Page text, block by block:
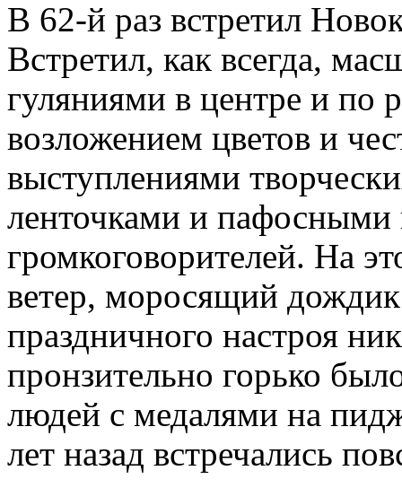
В 62-й раз встретил
Встретил, как всегда,
гуляниями в центре и по
возложением цветов и
выступлениями
ленточками и пафосными
громкоговорителей. На
ветер, моросящий
праздничного настроя
пронзительно горько
людей с медалями на
лет назад встречались